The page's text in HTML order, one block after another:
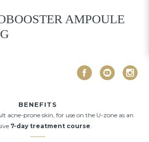
AMPOULE
BENEFITS
acne-prone skin, for use on the U-zone as an
7-day treatment course.